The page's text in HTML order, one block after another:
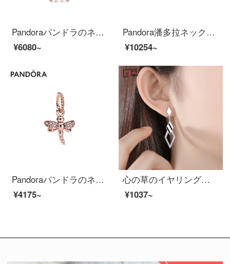
Pandoraパンドラのネックレスは女性のバラの金色のきらめく雪片の380354 CZファッションアクセサリーにぶら下がって彼女に贈り物をするのが良いです。
¥6080~
Pandora潘多拉ネックレス鎖骨チェーン女性の美しい夢FY 1407ファッションアクセサリーをプレゼントします。
¥10254~
Pandoraパンドラのネックレスのペンダントの女性バラの金色のトンボのペンダントの388803 C 01ファッションアクセサリーの彼女の贈り物
¥4175~
心の草のイヤリングの女性の銀の気質の長い款のセクシーな耳は韓国のファッション的な個性のいろいろな幾何十の菱形の流行が現れます。顔のやせた耳飾りはプレゼントします。
¥1037~